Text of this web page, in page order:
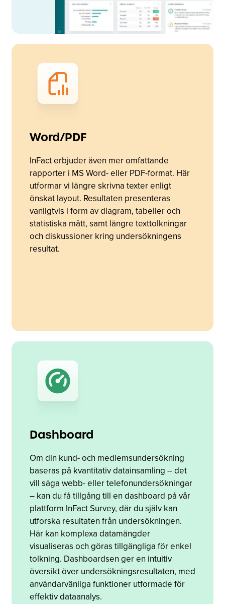
Word/PDF
InFact erbjuder även mer omfattande
rapporter i MS Word- eller PDF-format. Här
utformar vi längre skrivna texter enligt
önskat layout. Resultaten presenteras
vanligtvis i form av diagram, tabeller och
statistiska mått, samt längre texttolkningar
och diskussioner kring undersökningens
resultat.
Dashboard
Om din kund- och medlemsundersökning
baseras på kvantitativ datainsamling – det
vill säga webb- eller telefonundersökningar
– kan du få tillgång till en dashboard på vår
plattform InFact Survey, där du själv kan
utforska resultaten från undersökningen.
Här kan komplexa datamängder
visualiseras och göras tillgängliga för enkel
tolkning. Dashboardsen ger en intuitiv
översikt över undersökningsresultaten, med
användarvänliga funktioner utformade för
effektiv dataanalys.